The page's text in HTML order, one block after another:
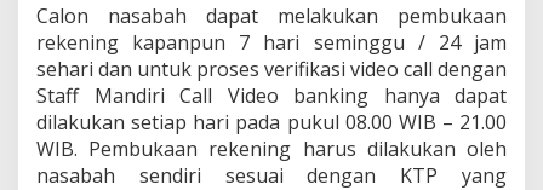
Calon nasabah dapat melakukan pembukaan
rekening kapanpun 7 hari seminggu / 24 jam
sehari dan untuk proses verifikasi video call dengan
Staff Mandiri Call Video banking hanya dapat
dilakukan setiap hari pada pukul 08.00 WIB – 21.00
WIB. Pembukaan rekening harus dilakukan oleh
nasabah sendiri sesuai dengan KTP yang